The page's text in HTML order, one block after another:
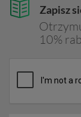
Zapisz
10%